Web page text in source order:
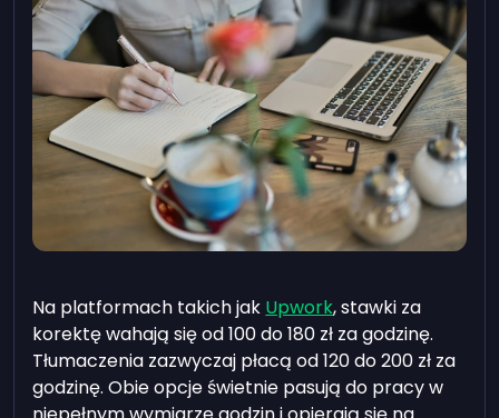
Na platformach takich jak Upwork, stawki za
korektę wahają się od100do180 zł za godzinę.
Tłumaczenia zazwyczaj płacą od120do200 zł za
godzinę. Obie opcje świetnie pasują do pracy w